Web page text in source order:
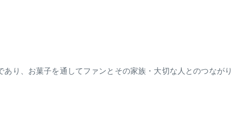
り、お菓子を通してファンとその家族・大切な人とのつなが